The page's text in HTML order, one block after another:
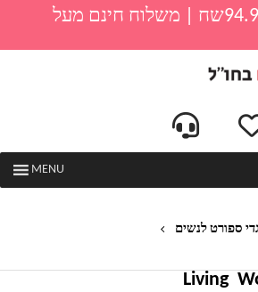
מינימום הזמנה 94.99שח | משלוח חינם מעל
MENU
ספורט לנשים
Living